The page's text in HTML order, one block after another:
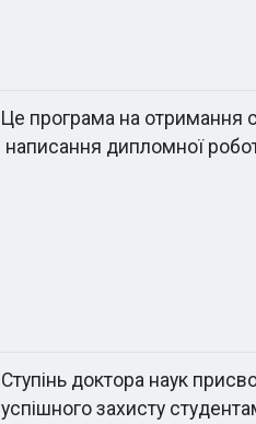
Це програма на отримання
написання дипломної
Ступінь доктора наук
успішного захисту